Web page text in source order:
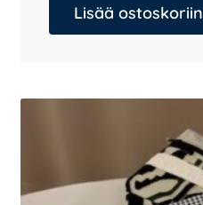
Lisää ostoskoriin